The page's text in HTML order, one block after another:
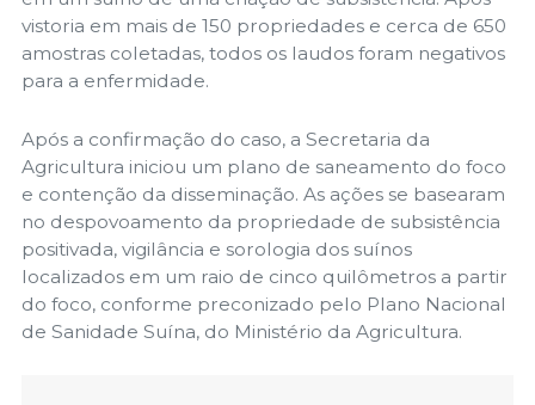
vistoria em mais de 150 propriedades e cerca de 650
amostras coletadas, todos os laudos foram negativos
para a enfermidade.
Após a confirmação do caso, a Secretaria da
Agricultura iniciou um plano de saneamento do foco
e contenção da disseminação. As ações se basearam
no despovoamento da propriedade de subsistência
positivada, vigilância e sorologia dos suínos
localizados em um raio de cinco quilômetros a partir
do foco, conforme preconizado pelo Plano Nacional
de Sanidade Suína, do Ministério da Agricultura.